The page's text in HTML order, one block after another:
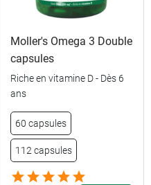
Moller's Omega 3 Double
capsules
Riche en vitamine D - Dès 6
ans
60 capsules
112 capsules